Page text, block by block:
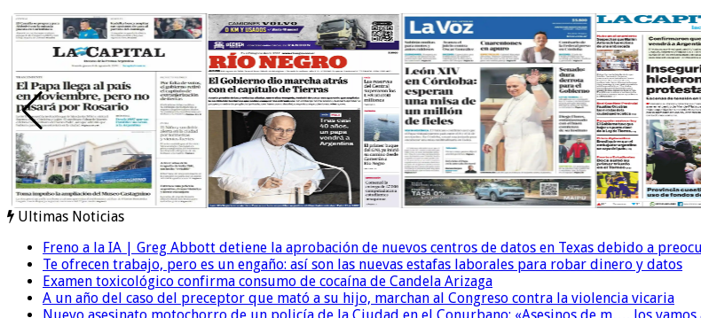
Ultimas Noticias
Freno a la IA | Greg Abbott detiene la aprobación de nuevos centros de datos en Texas debido a
Te ofrecen trabajo, pero es un engaño: así son las nuevas estafas laborales para robar dinero y datos
Examen toxicológico confirma consumo de cocaína de Candela Arizaga
A un año del caso del preceptor que mató a su hijo, marchan al Congreso contra la violencia vicaria